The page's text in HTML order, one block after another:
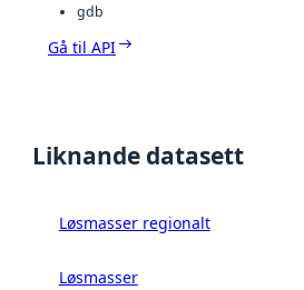
gdb
Gå til API
Liknande datasett
Løsmasser regionalt
Løsmasser